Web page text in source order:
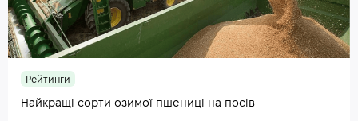
Рейтинги
Найкращі сорти озимої пшениці на посів